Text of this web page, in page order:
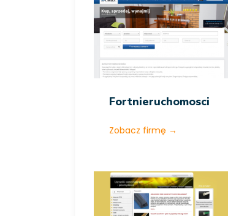
Fortnieruchomosci
Zobacz firmę →